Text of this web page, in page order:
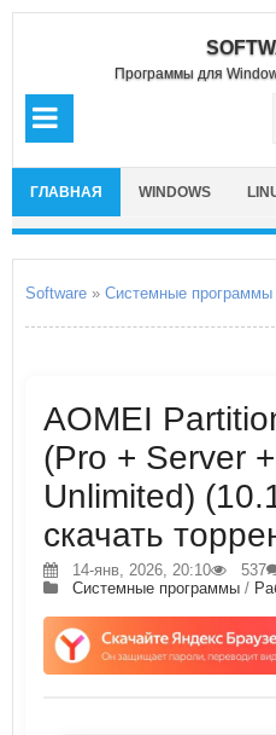
Программы для
ГЛАВНАЯ WINDOWS
Software » Системные программы
AOMEI
(Pro + Server
Unlimited)
скачать
14-янв, 2026, 20:10 537
Системные программы /